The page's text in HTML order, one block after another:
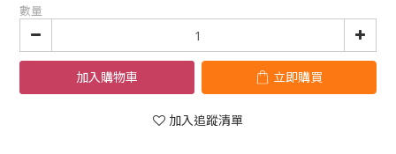
數量
加入購物車 立即購買
加入追蹤清單